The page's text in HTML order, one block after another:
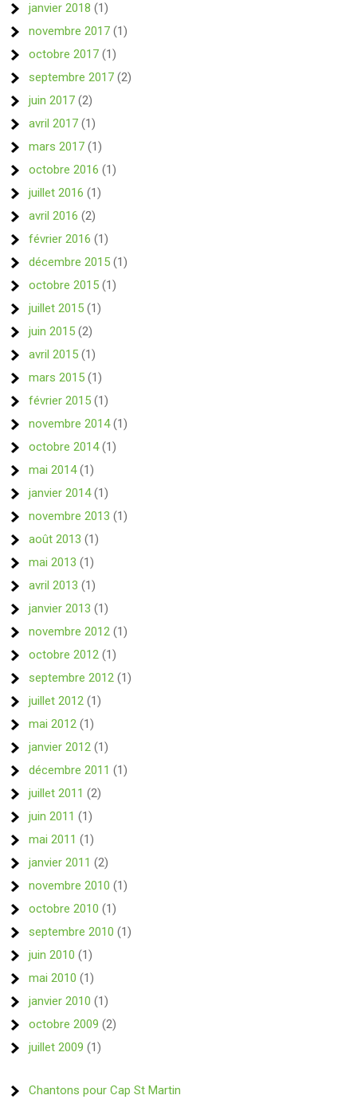
janvier 2018 (1)
novembre 2017 (1)
octobre 2017 (1)
septembre 2017 (2)
juin 2017 (2)
avril 2017 (1)
mars 2017 (1)
octobre 2016 (1)
juillet 2016 (1)
avril 2016 (2)
février 2016 (1)
décembre 2015 (1)
octobre 2015 (1)
juillet 2015 (1)
juin 2015 (2)
avril 2015 (1)
mars 2015 (1)
février 2015 (1)
novembre 2014(1)
octobre 2014(1)
mai 2014(1)
janvier 2014(1)
novembre 2013 (1)
août 2013 (1)
mai 2013 (1)
avril 2013 (1)
janvier 2013 (1)
novembre 2012 (1)
octobre 2012 (1)
septembre 2012 (1)
juillet 2012 (1)
mai 2012 (1)
janvier 2012 (1)
décembre 2011 (1)
juillet 2011 (2)
juin 2011 (1)
mai 2011 (1)
janvier 2011 (2)
novembre 2010 (1)
octobre 2010 (1)
septembre 2010 (1)
juin 2010 (1)
mai 2010 (1)
janvier 2010 (1)
octobre 2009 (2)
juillet 2009 (1)
Chantons pour Cap St Martin